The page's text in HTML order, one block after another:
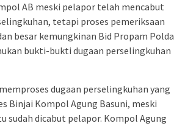
AB meski pelapor telah mencabut
tetapi proses pemeriksaan
besar kemungkinan Bid Propam Polda
bukti-bukti dugaan perselingkuhan
dugaan perselingkuhan yang
Binjai Kompol Agung Basuni, meski
sudah dicabut pelapor. Kompol Agung